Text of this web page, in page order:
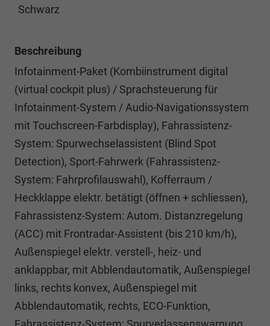
Schwarz
Beschreibung
Infotainment-Paket (Kombiinstrument digital
(virtual cockpit plus) / Sprachsteuerung für
Infotainment-System / Audio-Navigationssystem
mit Touchscreen-Farbdisplay), Fahrassistenz-
System: Spurwechselassistent (Blind Spot
Detection), Sport-Fahrwerk (Fahrassistenz-
System: Fahrprofilauswahl), Kofferraum /
Heckklappe elektr. betätigt (öffnen + schliessen),
Fahrassistenz-System: Autom. Distanzregelung
(ACC) mit Frontradar-Assistent (bis 210 km/h),
Außenspiegel elektr. verstell-, heiz- und
anklappbar, mit Abblendautomatik, Außenspiegel
links, rechts konvex, Außenspiegel mit
Abblendautomatik, rechts, ECO-Funktion,